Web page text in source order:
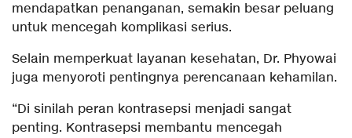
mendapatkan penanganan, semakin besar peluang
untuk mencegah komplikasi serius.
Selain memperkuat layanan kesehatan, Dr. Phyowai
juga menyoroti pentingnya perencanaan kehamilan.
“Di sinilah peran kontrasepsi menjadi sangat
penting. Kontrasepsi membantu mencegah